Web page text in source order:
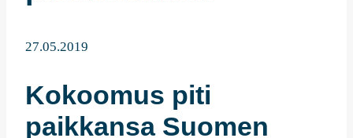
27.05.2019
Kokoomus piti
paikkansa Suomen